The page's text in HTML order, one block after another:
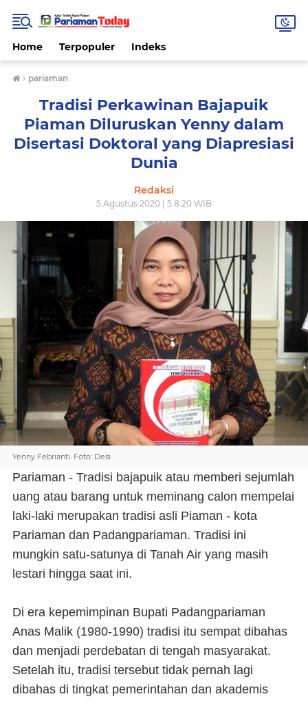
Home Terpopuler Indeks
› pariaman
Tradisi Perkawinan Bajapuik
Piaman Diluruskan Yenny dalam
Disertasi Doktoral yang Diapresiasi
Dunia
Redaksi
5 Agustus 2020 | 5.8.20 WIB
Yenny Febrianti. Foto: Desi
Pariaman - Tradisi bajapuik atau memberi sejumlah
uang atau barang untuk meminang calon mempelai
laki-laki merupakan tradisi asli Piaman - kota
Pariaman dan Padangpariaman. Tradisi ini
mungkin satu-satunya di Tanah Air yang masih
lestari hingga saat ini.
Di era kepemimpinan Bupati Padangpariaman
Anas Malik (1980-1990) tradisi itu sempat dibahas
dan menjadi perdebatan di tengah masyarakat.
Setelah itu, tradisi tersebut tidak pernah lagi
dibahas di tingkat pemerintahan dan akademis